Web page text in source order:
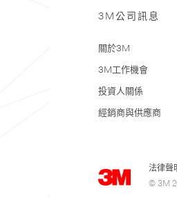
3M公司訊息
關於3M
3M工作機會
投資人關係
經銷商與供應商
法律聲
© 3M